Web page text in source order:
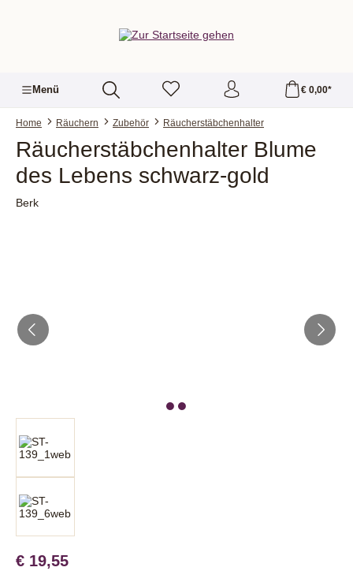
Menü € 0,00*
Home Räuchern Zubehör Räucherstäbchenhalter
Räucherstäbchenhalter Blume
des Lebens schwarz-gold
Berk
€ 19,55